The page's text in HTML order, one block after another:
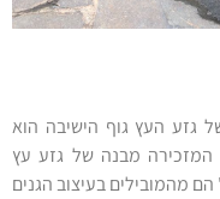
גזע העץ גוף הישיבה הוא
המזכירה מבנה של גזע עץ
מהמובילים בעיצוב הגנים